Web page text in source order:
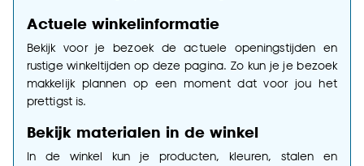
Actuele winkelinformatie
Bekijk voor je bezoek de actuele openingstijden en
rustige winkeltijden op deze pagina. Zo kun je je bezoek
makkelijk plannen op een moment dat voor jou het
prettigst is.
Bekijk materialen in de winkel
In de winkel kun je producten, kleuren, stalen en